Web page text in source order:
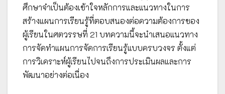
ศึกษาจำเป็นต้องเข้าใจหลักการและแนวทางในการ
สร้างแผนการเรียนรู้ที่ตอบสนองต่อความต้องการของ
ผู้เรียนในศตวรรษที่ 21 บทความนี้จะนำเสนอแนวทาง
การจัดทำแผนการจัดการเรียนรู้แบบครบวงจร ตั้งแต่
การวิเคราะห์ผู้เรียนไปจนถึงการประเมินผลและการ
พัฒนาอย่างต่อเนื่อง